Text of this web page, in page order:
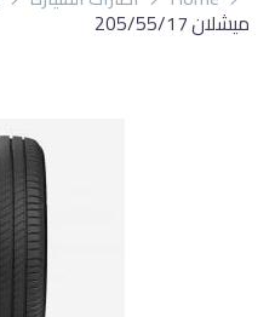
ميشلان 205/55/17